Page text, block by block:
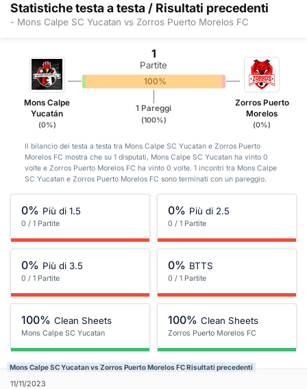
Statistiche testa a testa / Risultati precedenti
- Mons Calpe SC Yucatan vs Zorros Puerto Morelos FC
Mons Calpe
Yucatán
(0%)
1
Partite
100% 0%
1 Pareggi
(100%)
Zorros Puerto
Morelos
(0%)
Il bilancio dei testa a testa tra Mons Calpe SC Yucatan e Zorros Puerto
Morelos FC mostra che su 1 disputati, Mons Calpe SC Yucatan ha vinto 0
volte e Zorros Puerto Morelos FC ha vinto 0 volte. 1 incontri tra Mons Calpe
SC Yucatan e Zorros Puerto Morelos FC sono terminati con un pareggio.
0% Più di 1.5
0 / 1 Partite
0% Più di 2.5
0 / 1 Partite
0% Più di 3.5
0 / 1 Partite
0% BTTS
0 / 1 Partite
100% Clean Sheets
Mons Calpe SC Yucatan
100% Clean Sheets
Zorros Puerto Morelos FC
Mons Calpe SC Yucatan vs Zorros Puerto Morelos FC Risultati precedenti
11/11/2023